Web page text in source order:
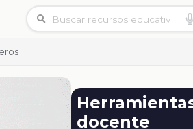
docente